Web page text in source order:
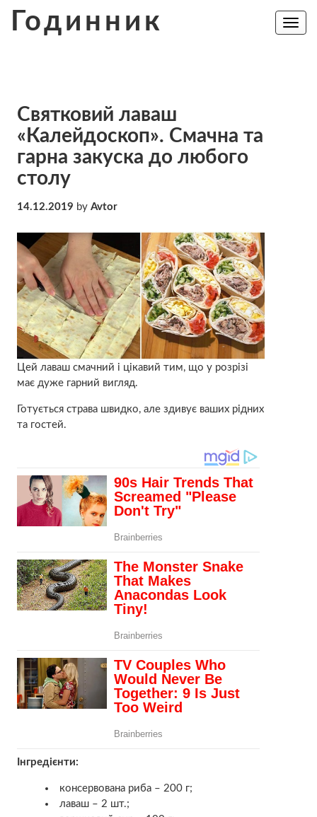
Годинник
Toggle
Святковий лаваш
«Калейдоскоп». Смачна та
гарна закуска до любого
столу
14.12.2019 by Avtor
Цей лаваш смачний і цікавий тим, що у розрізі
має дуже гарний вигляд.
Готується страва швидко, але здивує ваших рідних
та гостей.
Інгредієнти:
консервована риба – 200 г;
лаваш – 2 шт.;